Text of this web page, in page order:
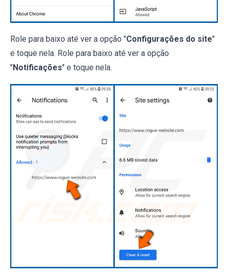
Role para baixo até ver a opção "Configurações do site"
e toque nela. Role para baixo até ver a opção
"Notificações" e toque nela.